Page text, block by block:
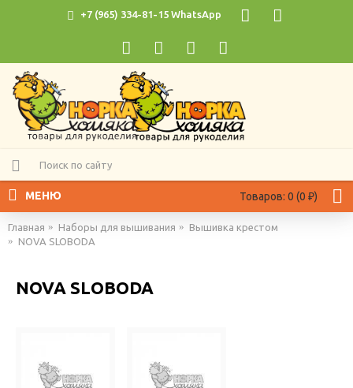
+7 (965) 334-81-15 WhatsApp
Товаров: 0 (0 ₽)
МЕНЮ
Главная Наборы для вышивания
Вышивка крестом
NOVA SLOBODA
NOVA SLOBODA